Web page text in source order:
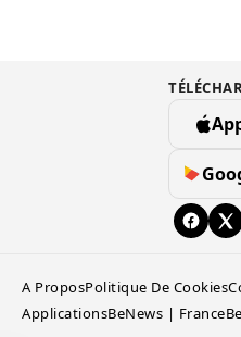
A ProposPolitique De Cookies
ApplicationsBeNews | France